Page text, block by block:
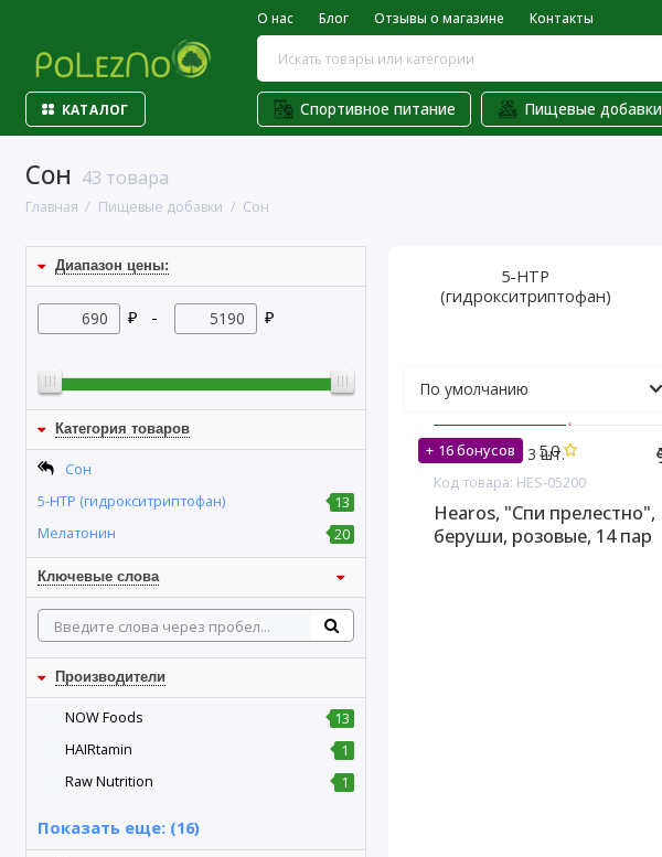
О нас Блог Отзывы о магазине Контакты
КАТАЛОГ Спортивное питание Пищевые добавки
Сон 43 товара
Главная Пищевые добавки Сон
Диапазон цены:
₽ - ₽
Категория товаров
Сон
5-HTP (гидрокситриптофан)
13
Мелатонин
20
Ключевые слова
Производители
NOW Foods
13
HAIRtamin
1
Raw Nutrition
1
Показать еще: (16)
5-HTP
(гидрокситриптофан)
+ 16 бонусов 5.0
На складе: 3 шт.
Код товара: HES-05200
Hearos, "Спи прелестно",
беруши, розовые, 14 пар